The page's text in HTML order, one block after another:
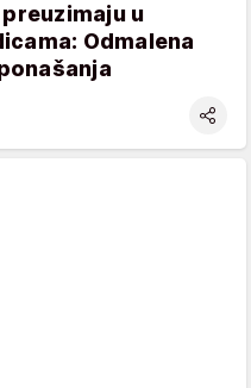
u
Odmalena